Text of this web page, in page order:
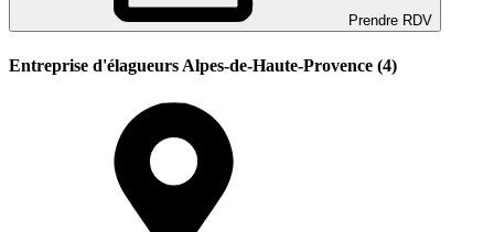
Prendre RDV
Entreprise d'élagueurs Alpes-de-Haute-Provence (4)